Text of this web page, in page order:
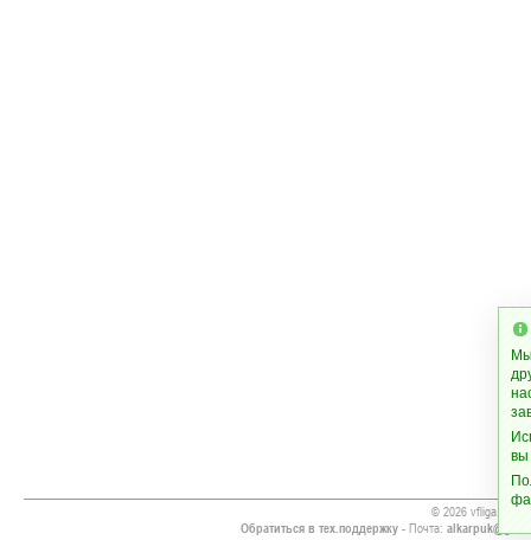
© 2026 vfliga.info
Обратиться в тех.поддержку- Почта:
вы